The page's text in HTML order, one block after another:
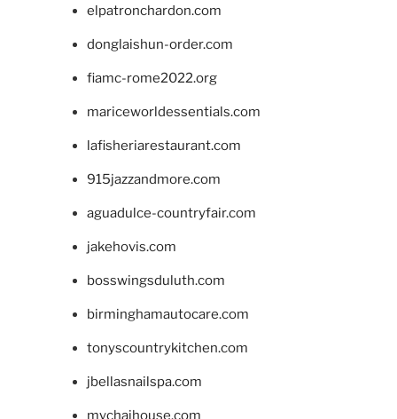
elpatronchardon.com
donglaishun-order.com
fiamc-rome2022.org
mariceworldessentials.com
lafisheriarestaurant.com
915jazzandmore.com
aguadulce-countryfair.com
jakehovis.com
bosswingsduluth.com
birminghamautocare.com
tonyscountrykitchen.com
jbellasnailspa.com
mychaihouse.com